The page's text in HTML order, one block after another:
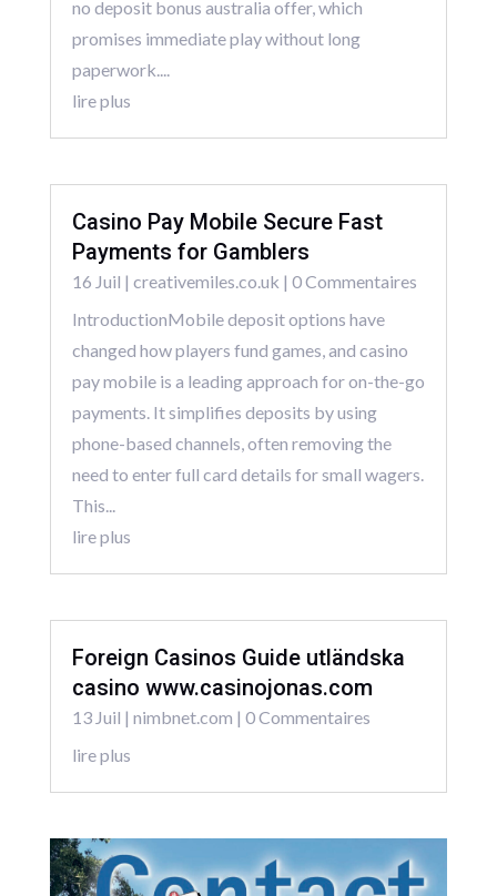
no deposit bonus australia offer, which
promises immediate play without long
paperwork....
lire plus
Casino Pay Mobile Secure Fast
Payments for Gamblers
16 Juil | creativemiles.co.uk | 0 Commentaires
IntroductionMobile deposit options have
changed how players fund games, and casino
pay mobile is a leading approach for on-the-go
payments. It simplifies deposits by using
phone-based channels, often removing the
need to enter full card details for small wagers.
This...
lire plus
Foreign Casinos Guide utländska
casino www.casinojonas.com
13 Juil | nimbnet.com | 0 Commentaires
lire plus